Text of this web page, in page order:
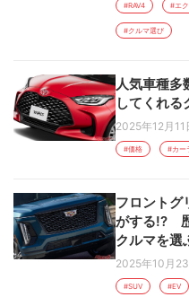
#RAV4 #エ
#クルマ選び
人気車種
してくれ
2025年12月11
#価格 #カー
フロントグ
がする!?
クルマを選
2025年10月
#SUV #EV